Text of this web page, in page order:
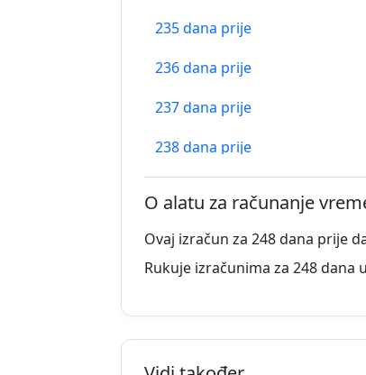
235 dana prije
236 dana prije
237 dana prije
238 dana prije
241 dana prije
243 dana prije
O alatu za računanje
Ovaj izračun za 248 dana prije
Rukuje izračunima za 248